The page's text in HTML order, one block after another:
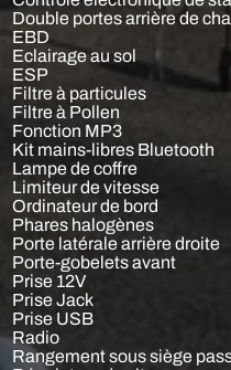
Double portes arrière de
EBD
Eclairage au sol
ESP
Filtre à particules
Filtre à Pollen
Fonction MP3
Kit mains-libres Bluetooth
Lampe de coffre
Limiteur de vitesse
Ordinateur de bord
Phares halogènes
Porte latérale arrière droite
Porte-gobelets avant
Prise 12V
Prise Jack
Prise USB
Radio
Rangement sous siège